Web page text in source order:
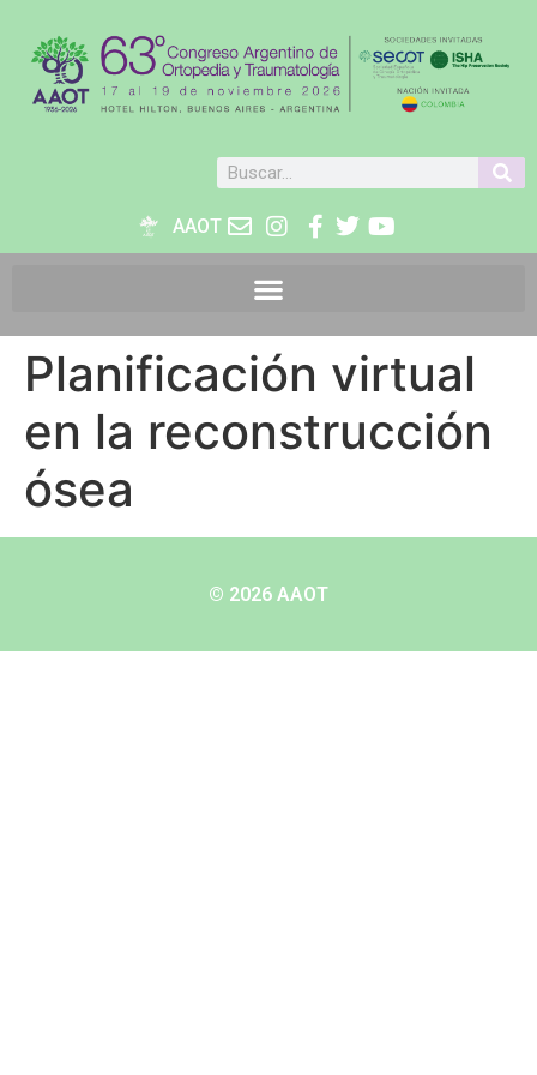
AAOT
Planificación virtual
en la reconstrucción
ósea
© 2026 AAOT